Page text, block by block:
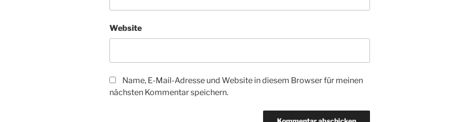
Website
Name, E-Mail-Adresse und Website in diesem Browser für meinen
nächsten Kommentar speichern.